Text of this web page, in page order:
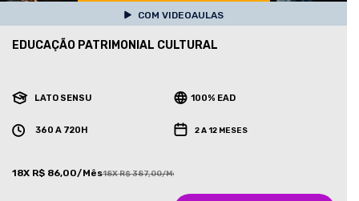
COM VIDEOAULAS
EDUCAÇÃO PATRIMONIAL CULTURAL
LATO SENSU 100% EAD
360 A 720H 2 A 12 MESES
18X R$ 86,00/Mês18X R$ 387,00/Mês